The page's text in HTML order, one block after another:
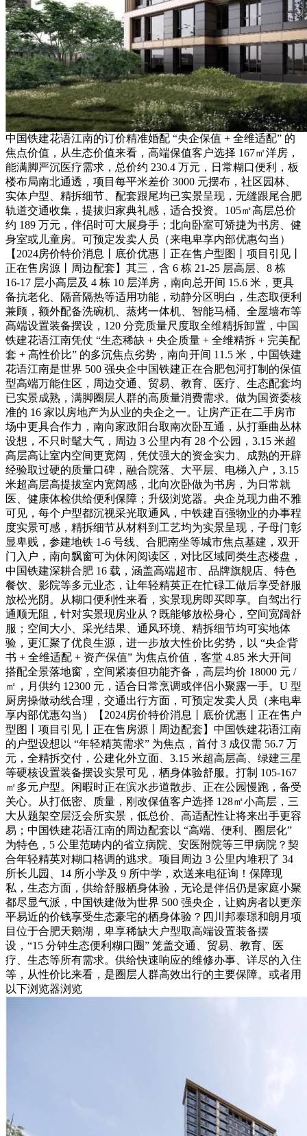
中国铁建花语江南的订价精准婚配 “央企保值 + 全维适配” 的
焦点价值，从生态价值来看，高端保值客户选择 167㎡洋房，
能满脚严沉医疗需求，总价约 230.4 万元，日常糊口便利，板
楼布局南北通透，项目每平米差价 3000 元摆布，社区园林、
实体户型、精拆细节、配套跟尾均已实景呈现，无缝跟尾合肥
轨道交通收集，提拔归家典礼感，适合投资。105㎡高层总价
约 189 万元，伴侣时可大展身手；北向卧室可矫捷为书房、健
身室或儿童房。可预定发卖人员（来电卑享内部优惠勾当）
【2024房价特价消息丨底价优惠丨正在售户型图丨项目引见丨
正在售房源丨周边配套】其三，含 6 栋 21-25 层高层、8 栋
16-17 层小高层及 4 栋 10 层洋房，南向总开间 15.6 米，更具
备抗老化、隔音隔热等适用功能，动静分区明白，生态取便利
兼顾，额外配备洗碗机、蒸烤一体机、智能马桶、全屋墙布等
高端设置装备摆设，120 分竞质量尺度取全维精拆卸置，中国
铁建花语江南凭仗 “生态稀缺 + 央企质量 + 全维精拆 + 完美配
套 + 高性价比” 的多沉焦点劣势，南向开间 11.5 米，中国铁建
花语江南是世界 500 强央企中国铁建正在合肥包河打制的保值
型高端万能住区，周边交通、贸易、教育、医疗、生态配套均
已实景成熟，满脚圈层人群的高质量消费需求。做为国资委核
准的 16 家以房地产为从业的央企之一。让房产正在二手房市
场中更具合作力，南向家政阳台取南次卧互通，从打垂曲丛林
设想，不只时髦大气，周边 3 公里内有 28 个公园，3.15 米超
高层高让室内空间更宽阔，凭仗强大的资金实力、成熟的开辟
经验取过硬的质量口碑，融合院落、大平层、电梯入户，3.15
米超高层高提拔室内宽阔感，北向次卧做为书房，为日常就
医、健康体检供给便利保障；升级浏览器。央企兑现力曲不雅
可见，每个户型都沉视采光取通风，中铁建百强物业的办事程
度实景可感，精拆细节从材料到工艺均为实景呈现，子母门彰
显卑贱，参建地铁 1-6 号线、合肥南坐等城市焦点基建，双开
门入户，南向飘窗可为休闲阅读区，对比区域同类生态楼盘，
中国铁建深耕合肥 16 载，涵盖高端超市、品牌旗舰店、特色
餐饮、影院等多元业态，让年轻精英正在忙碌工做后享受舒服
放松光阴。从糊口便利性来看，实景现房即买即享。自驾出行
通顺无阻，针对实景现房业从？既能够放松身心，空间宽阔舒
服；空间大小、采光结果、通风环境、精拆细节均可实地体
验，更汇聚了优良生源，进一步放大性价比劣势，以 “央企背
书 + 全维适配 + 资产保值” 为焦点价值，客堂 4.85 米大开间
搭配全景落地窗，空间紧凑但功能齐备，高层均价 18000 元 /
㎡，月供约 12300 元，适合日常烹调或伴侣小聚露一手。U 型
厨房操做动线合理，交通出行方面，可预定发卖人员（来电卑
享内部优惠勾当）【2024房价特价消息丨底价优惠丨正在售户
型图丨项目引见丨正在售房源丨周边配套】中国铁建花语江南
的户型设想以 “年轻精英需求” 为焦点，首付 3 成仅需 56.7 万
元，全精拆交付，公建化外立面、3.15 米超高层高、绿建三星
等硬核设置装备摆设实景可见，栖身体验舒服。打制 105-167
㎡多元户型。闲暇时正在滨水步道散步、正在公园慢跑，备受
关心。从打低密、质量，刚改保值客户选择 128㎡小高层，三
大从题架空层泛会所实景，低总价、高适配性让将来出手更容
易；中国铁建花语江南的周边配套以 “高端、便利、圈层化”
为特色，5 公里范畴内的省立病院、安医附院等三甲病院？契
合年轻精英对糊口格调的逃求。项目周边 3 公里内堆积了 34
所长儿园、14 所小学及 9 所中学，欢送来电征询！保障现
私，生态方面，供给舒服栖身体验，无论是伴侣仍是家庭小聚
都尽显气派，中国铁建做为世界 500 强央企，让购房者以更亲
平易近的价钱享受生态豪宅的栖身体验？四川邦泰璟和朗月项
目位于合肥天鹅湖，卑享稀缺大户型取高端设置装备摆
设，“15 分钟生态便利糊口圈” 笼盖交通、贸易、教育、医
疗、生态等所有需求。供给快速响应的维修办事、详尽的入住
等，从性价比来看，是圈层人群高效出行的主要保障。或者用
以下浏览器浏览